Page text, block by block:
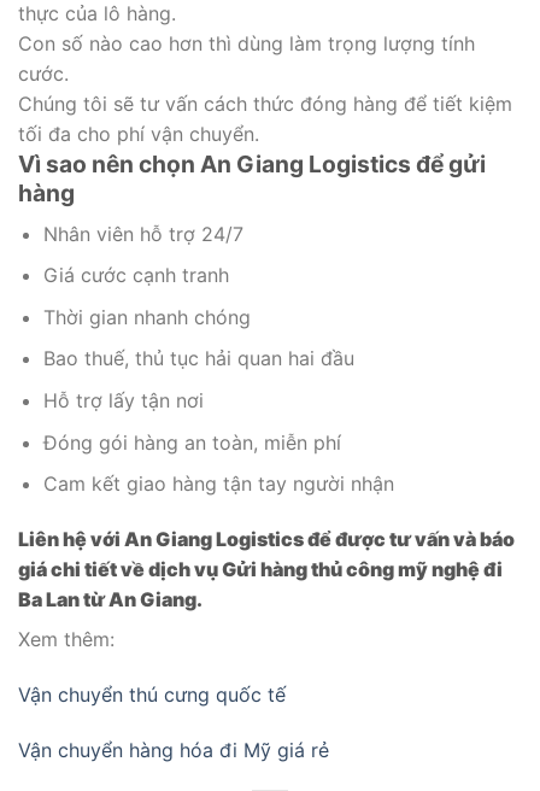
thực của lô hàng.
Con số nào cao hơn thì dùng làm trọng lượng tính
cước.
Chúng tôi sẽ tư vấn cách thức đóng hàng để tiết kiệm
tối đa cho phí vận chuyển.
Vì sao nên chọn An Giang Logistics để gửi
hàng
Nhân viên hỗ trợ 24/7
Giá cước cạnh tranh
Thời gian nhanh chóng
Bao thuế, thủ tục hải quan hai đầu
Hỗ trợ lấy tận nơi
Đóng gói hàng an toàn, miễn phí
Cam kết giao hàng tận tay người nhận
Liên hệ với An Giang Logistics để được tư vấn và báo
giá chi tiết về dịch vụ Gửi hàng thủ công mỹ nghệ đi
Ba Lan từ An Giang.
Xem thêm:
Vận chuyển thú cưng quốc tế
Vận chuyển hàng hóa đi Mỹ giá rẻ